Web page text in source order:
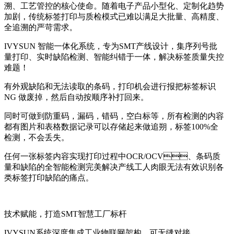
溯、工艺管控的核心使命。随着电子产品小型化、定制化趋势
加剧，传统标签打印与质检模式已难以满足大批量、高精度、
全追溯的严苛需求。
IVYSUN 智能一体化系统，专为SMT产线设计，集序列号批
量打印、实时缺陷检测、智能纠错于一体，解决标签质量失控
难题！
有外观缺陷和无法读取的条码，打印机会进行报把标签标识
NG 做废掉，然后自动按顺序补打回来。
同时可做到防重码，漏码，错码，空白标等，所有检测的内容
都有图片和表格数据记录可以存储起来做追朔，标签100%全
检测，不会丢失。
任何一张标签内容实现打印过程中OCR/OCV、条码质
量和缺陷的全智能检测完美解决产线工人肉眼无法有效识别各
类标签打印缺陷的痛点。
技术赋能，打造SMT智慧工厂标杆